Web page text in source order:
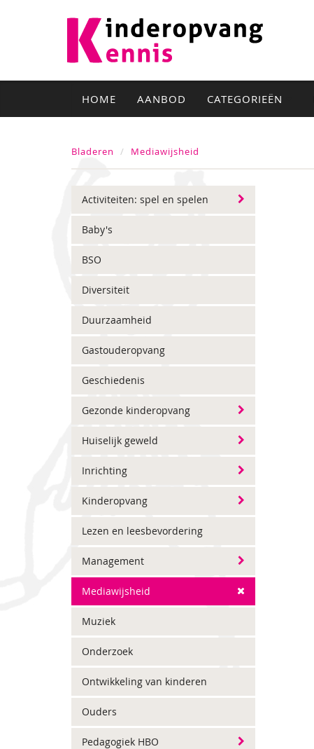
HOME AANBOD CATEGORIEËN
Bladeren Mediawijsheid
Activiteiten: spel en spelen
Baby's
BSO
Diversiteit
Duurzaamheid
Gastouderopvang
Geschiedenis
Gezonde kinderopvang
Huiselijk geweld
Inrichting
Kinderopvang
Lezen en leesbevordering
Management
Mediawijsheid
Muziek
Onderzoek
Ontwikkeling van kinderen
Ouders
Pedagogiek HBO